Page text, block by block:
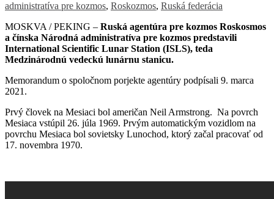
administratíva pre kozmos, Roskozmos, Ruská federácia
MOSKVA / PEKING – Ruská agentúra pre kozmos Roskosmos
a čínska Národná administratíva pre kozmos predstavili
International Scientific Lunar Station (ISLS), teda
Medzinárodnú vedeckú lunárnu stanicu.
Memorandum o spoločnom porjekte agentúry podpísali 9. marca
2021.
Prvý človek na Mesiaci bol američan Neil Armstrong. Na povrch
Mesiaca vstúpil 26. júla 1969. Prvým automatickým vozidlom na
povrchu Mesiaca bol sovietsky Lunochod, ktorý začal pracovať od
17. novembra 1970.